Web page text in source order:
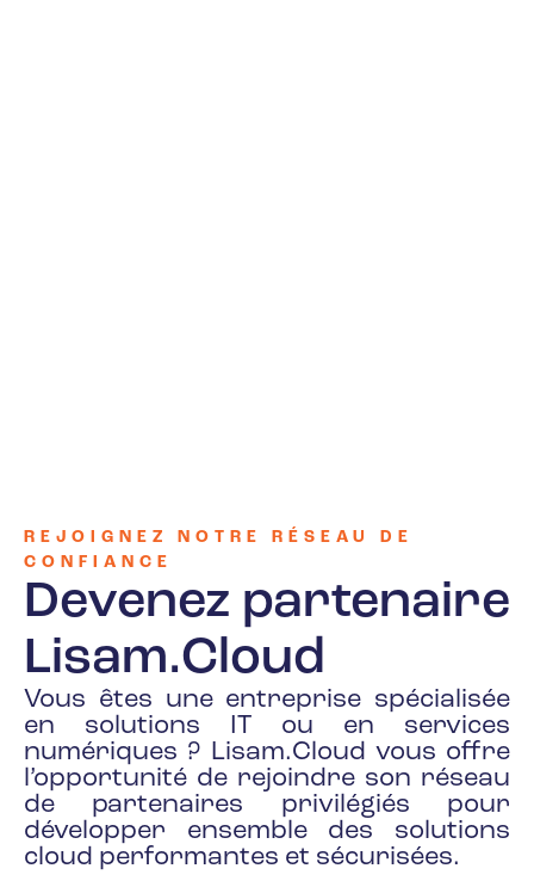
REJOIGNEZ NOTRE RÉSEAU DE
CONFIANCE
Devenez partenaire
Lisam.Cloud
Vous êtes une entreprise spécialisée
en solutions IT ou en services
numériques ? Lisam.Cloud vous offre
l’opportunité de rejoindre son réseau
de partenaires privilégiés pour
développer ensemble des solutions
cloud performantes et sécurisées.